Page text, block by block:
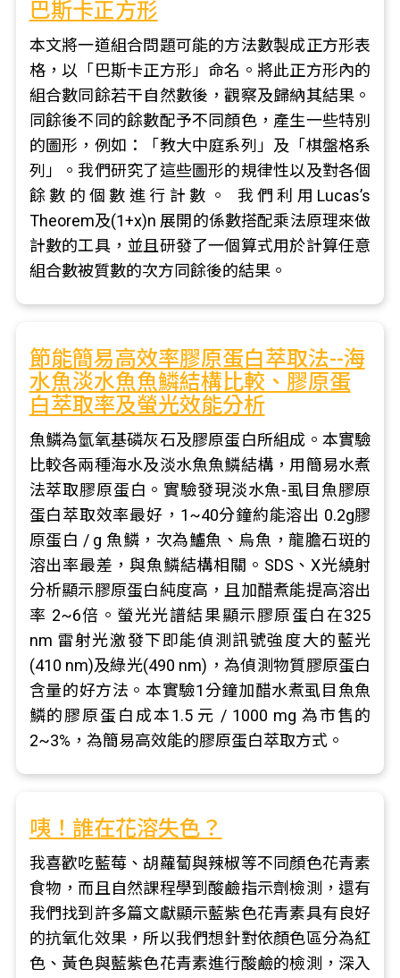
巴斯卡正方形
本文將一道組合問題可能的方法數製成正方形表
格，以「巴斯卡正方形」命名。將此正方形內的
組合數同餘若干自然數後，觀察及歸納其結果。
同餘後不同的餘數配予不同顏色，產生一些特別
的圖形，例如：「教大中庭系列」及「棋盤格系
列」。我們研究了這些圖形的規律性以及對各個
餘數的個數進行計數。 我們利用Lucas’s
Theorem及(1+x)n 展開的係數搭配乘法原理來做
計數的工具，並且研發了一個算式用於計算任意
組合數被質數的次方同餘後的結果。
節能簡易高效率膠原蛋白萃取法--海
水魚淡水魚魚鱗結構比較、膠原蛋
白萃取率及螢光效能分析
魚鱗為氫氧基磷灰石及膠原蛋白所組成。本實驗
比較各兩種海水及淡水魚魚鱗結構，用簡易水煮
法萃取膠原蛋白。實驗發現淡水魚-虱目魚膠原
蛋白萃取效率最好，1~40分鐘約能溶出 0.2g膠
原蛋白 / g 魚鱗，次為鱸魚、烏魚，龍膽石斑的
溶出率最差，與魚鱗結構相關。SDS、X光繞射
分析顯示膠原蛋白純度高，且加醋煮能提高溶出
率 2~6倍。螢光光譜結果顯示膠原蛋白在325
nm 雷射光激發下即能偵測訊號強度大的藍光
(410 nm)及綠光(490 nm)，為偵測物質膠原蛋白
含量的好方法。本實驗1分鐘加醋水煮虱目魚魚
鱗的膠原蛋白成本1.5 元 / 1000 mg 為市售的
2~3%，為簡易高效能的膠原蛋白萃取方式。
咦！誰在花溶失色？
我喜歡吃藍莓、胡蘿蔔與辣椒等不同顏色花青素
食物，而且自然課程學到酸鹼指示劑檢測，還有
我們找到許多篇文獻顯示藍紫色花青素具有良好
的抗氧化效果，所以我們想針對依顏色區分為紅
色、黃色與藍紫色花青素進行酸鹼的檢測，深入